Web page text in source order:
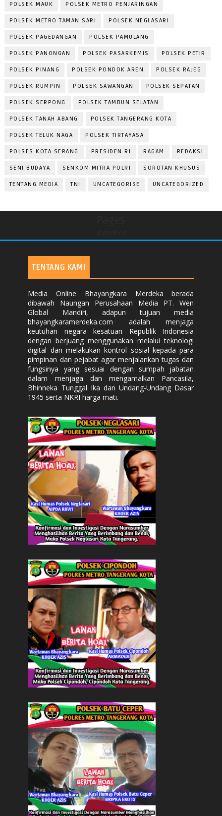
POLSEK MAUK POLSEK METRO PENJARINGAN
POLSEK METRO TAMAN SARI POLSEK NEGLASARI
POLSEK PAGEDANGAN POLSEK PAMULANG
POLSEK PANONGAN POLSEK PASARKEMIS POLSEK PETIR
POLSEK PINANG POLSEK PONDOK AREN POLSEK RAJEG
POLSEK RUMPIN POLSEK SAWANGAN POLSEK SEPATAN
POLSEK SERPONG POLSEK TAMBUN SELATAN
POLSEK TANAH ABANG POLSEK TANGERANG KOTA
POLSEK TELUK NAGA POLSEK TIRTAYASA
POLSES KOTA SERANG PRESIDEN RI RAGAM REDAKSI
SENI BUDAYA SENKOM MITRA POLRI SOROTAN KHUSUS
TENTANG MEDIA TNI UNCATEGORISE UNCATEGORIZED
TENTANG KAMI
Media Online Bhayangkara Merdeka berada
dibawah Naungan Perusahaan Media PT. Wen
Global Mandiri, adapun tujuan media
bhayangkaramerdeka.com adalah menjaga
keutuhan negara kesatuan Republik Indonesia
dengan berjuang menggunakan melalui teknologi
digital dan melakukan kontrol sosial kepada para
pimpinan dan pejabat agar menjalankan tugas dan
fungsinya yang sesuai dengan sumpah jabatan
dalam menjaga dan mengamalkan Pancasila,
Bhinneka Tunggal Ika dan Undang-Undang Dasar
1945 serta NKRI harga mati.